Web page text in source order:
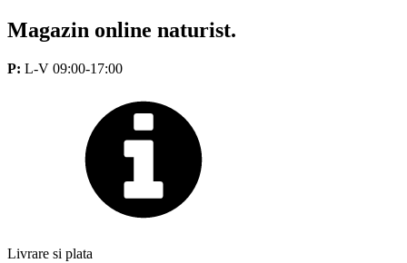
Magazin online naturist.
P: L-V 09:00-17:00
Livrare si plata